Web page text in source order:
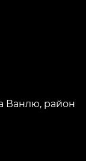
Ванлю, район